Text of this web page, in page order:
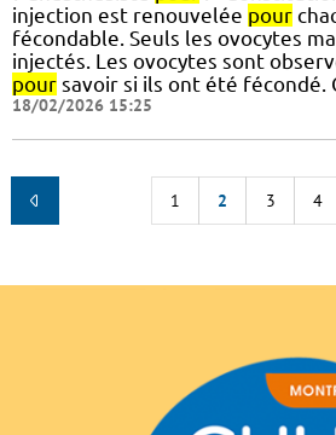
injection est renouvelée pour
fécondable. Seuls les ovocytes
injectés. Les ovocytes sont
pour savoir si ils ont été fécondé.
18/02/2026 15:25
1 2 3 4